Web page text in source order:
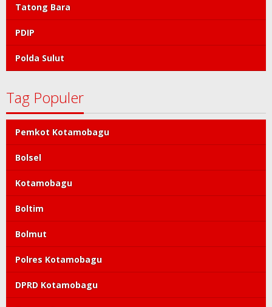
Tatong Bara
PDIP
Polda Sulut
Tag Populer
Pemkot Kotamobagu
Bolsel
Kotamobagu
Boltim
Bolmut
Polres Kotamobagu
DPRD Kotamobagu